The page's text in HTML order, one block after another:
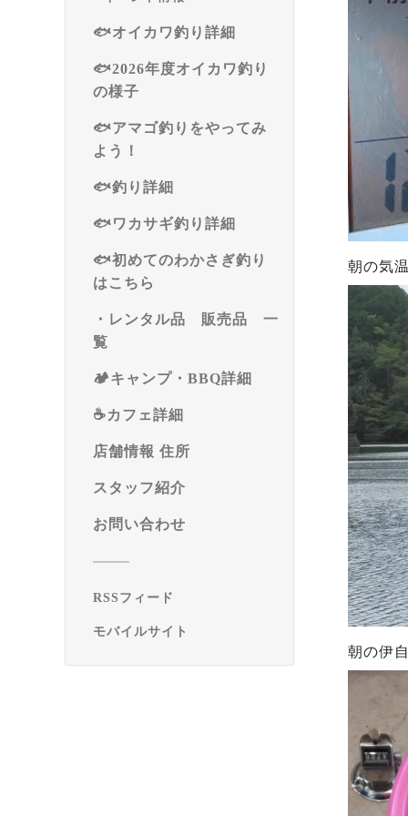
🐟オイカワ釣り詳細
🐟2026年度オイカワ釣り
の様子
🐟アマゴ釣りをやってみ
よう！
🐟釣り詳細
🐟ワカサギ釣り詳細
🐟初めてのわかさぎ釣り
はこちら
・レンタル品 販売品 一
覧
🏕️キャンプ・BBQ詳細
☕️カフェ詳細
店舗情報 住所
スタッフ紹介
お問い合わせ
RSSフィード
モバイルサイト
朝の気
朝の伊